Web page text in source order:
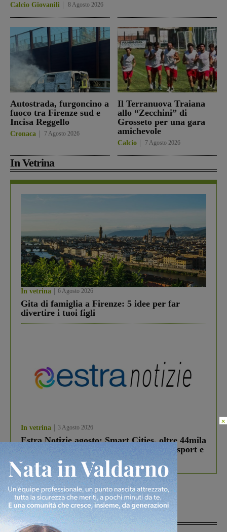
Calcio Giovanili 8 Agosto 2026
Autostrada, furgoncino a
fuoco tra Firenze sud e
Incisa Reggello
Cronaca 7 Agosto 2026
Il Terranuova Traiana
allo “Zecchini” di
Grosseto per una gara
amichevole
Calcio 7 Agosto 2026
In Vetrina
In vetrina 6 Agosto 2026
Gita di famiglia a Firenze: 5 idee per far
divertire i tuoi figli
In vetrina 3 Agosto 2026
Estra Notizie agosto: Smart Cities, oltre 44mila
studenti coinvolti, torna il bando per lo sport e
debutta il podcast Estrair
Più lette
×